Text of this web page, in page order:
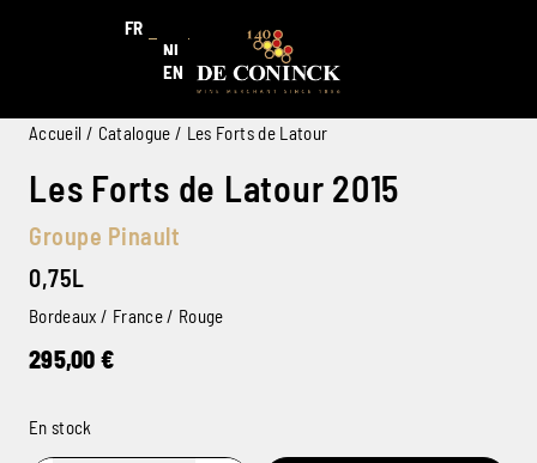
FR
NL
EN
Accueil / Catalogue / Les Forts de Latour
Les Forts de Latour 2015
Groupe Pinault
0,75L
Bordeaux / France / Rouge
295,00 €
En stock